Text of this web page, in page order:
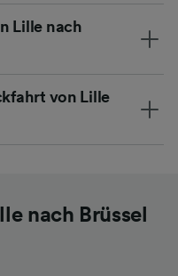
Lille nach
von Lille
nach Brüssel